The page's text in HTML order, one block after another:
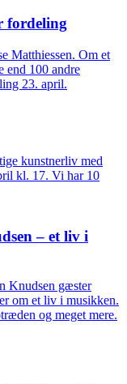
fordeling
Matthiessen. Om et
end 100 andre
23. april.
kunstnerliv med
kl. 17. Vi har 10
– et liv i
Knudsen gæster
om et liv i musikken.
og meget mere.